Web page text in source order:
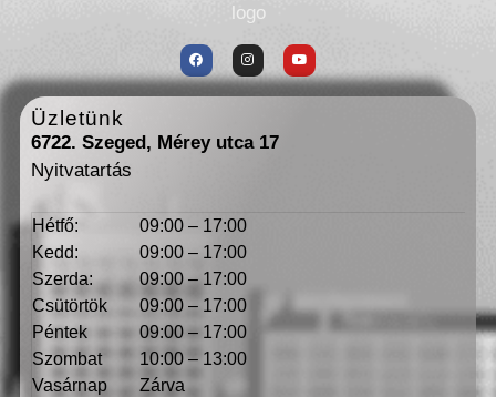
Üzletünk
6722. Szeged, Mérey utca 17
Nyitvatartás
Hétfő:
09:00 – 17:00
Kedd:
09:00 – 17:00
Szerda:
09:00 – 17:00
Csütörtök
09:00 – 17:00
Péntek
09:00 – 17:00
Szombat
10:00 – 13:00
Vasárnap
Zárva